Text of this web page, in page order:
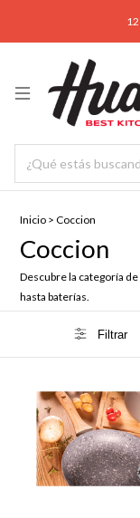
12 CUOTAS S/
Inicio > Coccion
Coccion
Descubre la categoría
hasta baterías.
Filtrar